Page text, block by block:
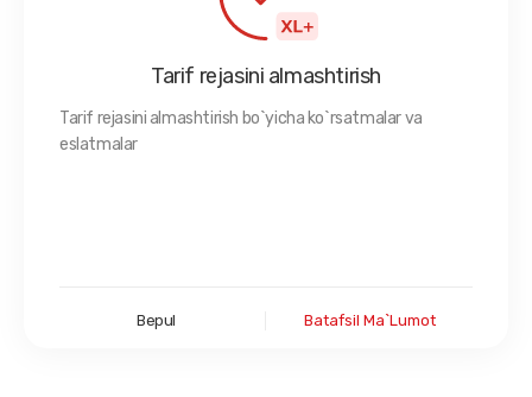
Tarif rejasini almashtirish
Tarif rejasini almashtirish bo`yicha ko`rsatmalar va
eslatmalar
Bepul Batafsil Ma`lumot